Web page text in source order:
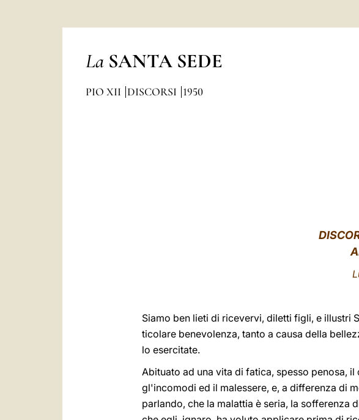
La SANTA SEDE
PIO XII DISCORSI 1950
Siamo ben lieti di ricevervi, diletti figli, e illustri
ticolare benevolenza, tanto a causa della
lo esercitate.
Abituato ad una vita di fatica, spesso penosa,
gl'incomodi ed il malessere, e, a differenza di
parlando, che la malattia è seria, la sofferenza